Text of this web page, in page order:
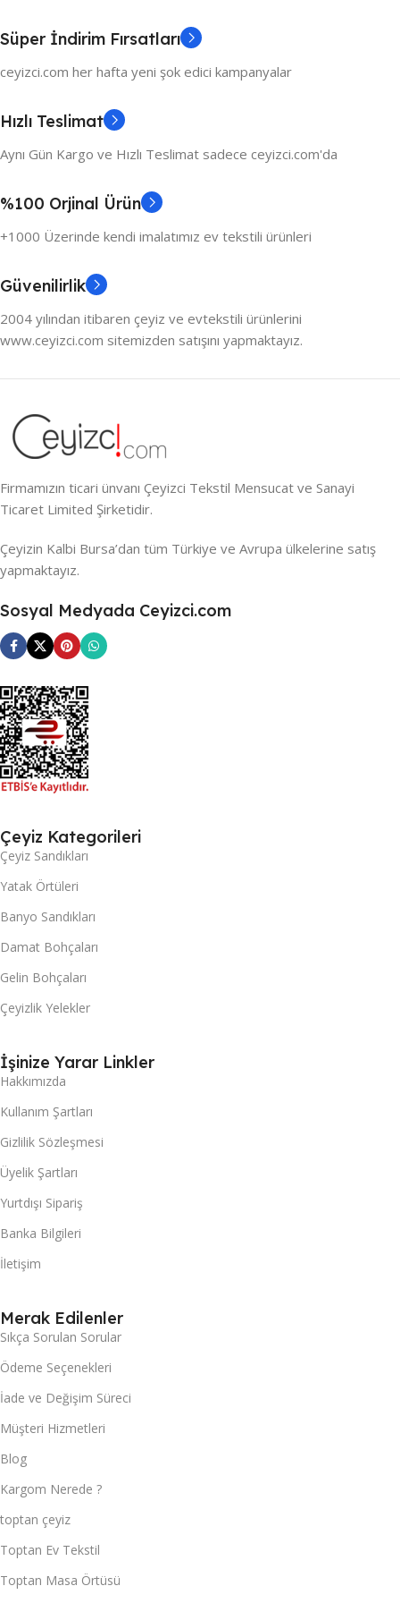
Süper İndirim Fırsatları
ceyizci.com her hafta yeni şok edici kampanyalar
Hızlı Teslimat
Aynı Gün Kargo ve Hızlı Teslimat sadece ceyizci.com'da
%100 Orjinal Ürün
+1000 Üzerinde kendi imalatımız ev tekstili ürünleri
Güvenilirlik
2004 yılından itibaren çeyiz ve evtekstili ürünlerini
www.ceyizci.com sitemizden satışını yapmaktayız.
Firmamızın ticari ünvanı Çeyizci Tekstil Mensucat ve Sanayi
Ticaret Limited Şirketidir.
Çeyizin Kalbi Bursa’dan tüm Türkiye ve Avrupa ülkelerine satış
yapmaktayız.
Sosyal Medyada Ceyizci.com
Çeyiz Kategorileri
Çeyiz Sandıkları
Yatak Örtüleri
Banyo Sandıkları
Damat Bohçaları
Gelin Bohçaları
Çeyizlik Yelekler
İşinize Yarar Linkler
Hakkımızda
Kullanım Şartları
Gizlilik Sözleşmesi
Üyelik Şartları
Yurtdışı Sipariş
Banka Bilgileri
İletişim
Merak Edilenler
Sıkça Sorulan Sorular
Ödeme Seçenekleri
İade ve Değişim Süreci
Müşteri Hizmetleri
Blog
Kargom Nerede ?
toptan çeyiz
Toptan Ev Tekstil
Toptan Masa Örtüsü